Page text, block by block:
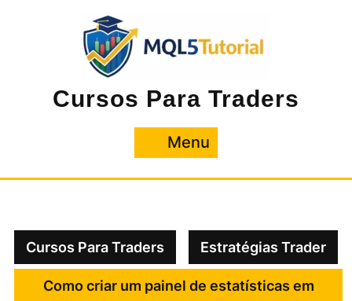
Cursos Para Traders
Menu
Cursos Para Traders Estratégias Trader
Como criar um painel de estatísticas em